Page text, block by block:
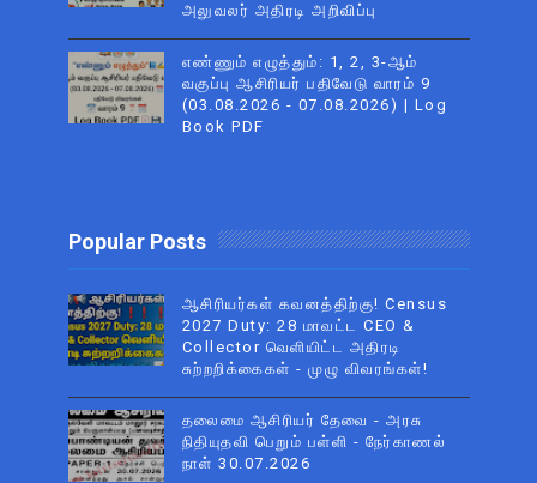
அலுவலர் அதிரடி அறிவிப்பு
எண்ணும் எழுத்தும்: 1, 2, 3-ஆம்
வகுப்பு ஆசிரியர் பதிவேடு வாரம் 9
(03.08.2026 - 07.08.2026) | Log
Book PDF
Popular Posts
ஆசிரியர்கள் கவனத்திற்கு! Census
2027 Duty: 28 மாவட்ட CEO &
Collector வெளியிட்ட அதிரடி
சுற்றறிக்கைகள் - முழு விவரங்கள்!
தலைமை ஆசிரியர் தேவை - அரசு
நிதியுதவி பெறும் பள்ளி - நேர்காணல்
நாள் 30.07.2026